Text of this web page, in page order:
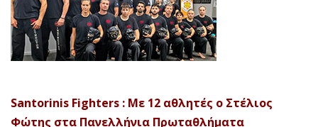
Santorinis Fighters : Με 12 αθλητές ο Στέλιος
Φώτης στα Πανελλήνια Πρωταθλήματα